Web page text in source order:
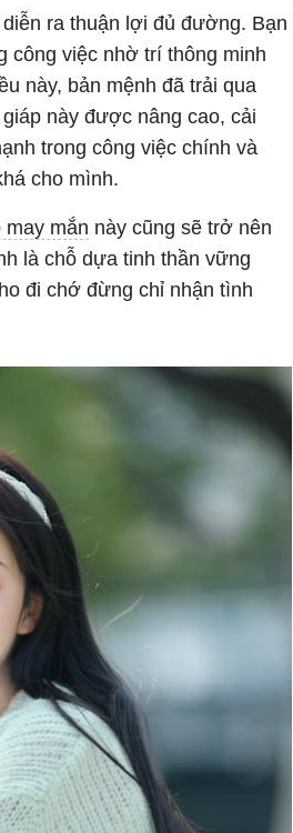
ra thuận lợi đủ đường. Bạn
công việc nhờ trí thông minh
này, bản mệnh đã trải qua
này được nâng cao, cải
trong công việc chính và
cho mình.
may mắn này cũng sẽ trở nên
là chỗ dựa tinh thần vững
đi chớ đừng chỉ nhận tình